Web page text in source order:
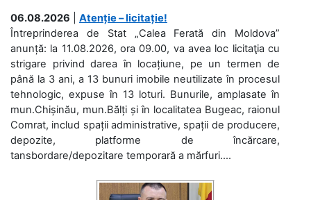
06.08.2026
Atenție – licitație!
Întreprinderea de Stat „Calea Ferată din Moldova”
anunță: la 11.08.2026, ora 09.00, va avea loc licitaţia cu
strigare privind darea în locațiune, pe un termen de
până la 3 ani, a 13 bunuri imobile neutilizate în procesul
tehnologic, expuse în 13 loturi. Bunurile, amplasate în
mun.Chișinău, mun.Bălți și în localitatea Bugeac, raionul
Comrat, includ spații administrative, spații de producere,
depozite, platforme de încărcare,
tansbordare/depozitare temporară a mărfuri....